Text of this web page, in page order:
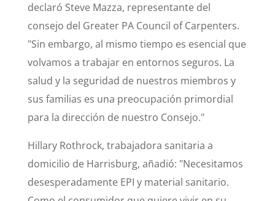
declaró Steve Mazza, representante del
consejo del Greater PA Council of Carpenters.
"Sin embargo, al mismo tiempo es esencial que
volvamos a trabajar en entornos seguros. La
salud y la seguridad de nuestros miembros y
sus familias es una preocupación primordial
para la dirección de nuestro Consejo."
Hillary Rothrock, trabajadora sanitaria a
domicilio de Harrisburg, añadió: "Necesitamos
desesperadamente EPI y material sanitario.